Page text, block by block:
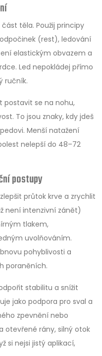
těla. Použij principy
(rest), ledování
elastickým obvazem a
Led nepokládej přímo
ručník.
postavit se na nohu,
To jsou znaky, kdy jdeš
Menší natažení
nelepší do 48–72
postupy
průtok krve a zrychlit
není intenzivní zánět)
tlakem,
uvolňováním.
pohyblivosti a
poraněních.
stabilitu a snížit
jako podpora pro sval a
zpevnění nebo
otevřené rány, silný otok
si nejsi jistý aplikací,